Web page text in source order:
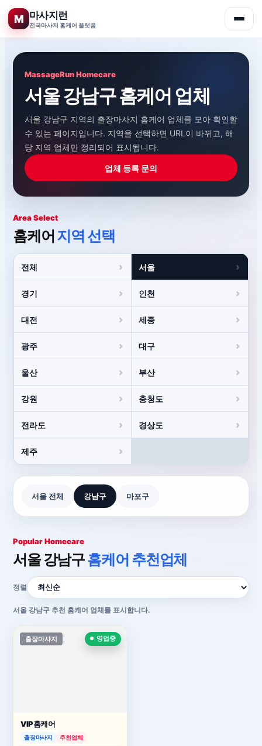
M 마사지런
전국마사지 홈케어 플랫폼
MassageRun Homecare
서울 강남구 홈케어 업체
서울 강남구 지역의 출장마사지 홈케어 업체를 모아 확인할
수 있는 페이지입니다. 지역을 선택하면 URL이 바뀌고, 해
당 지역 업체만 정리되어 표시됩니다.
업체 등록 문의
Area Select
홈케어 지역 선택
전체 서울
경기 인천
대전 세종
광주 대구
울산 부산
강원 충청도
전라도 경상도
제주
서울 전체 강남구 마포구
Popular Homecare
서울 강남구홈케어 추천업체
정렬
서울 강남구 추천 홈케어 업체를 표시합니다.
출장마사지 영업중
VIP홈케어
출장마사지 추천업체